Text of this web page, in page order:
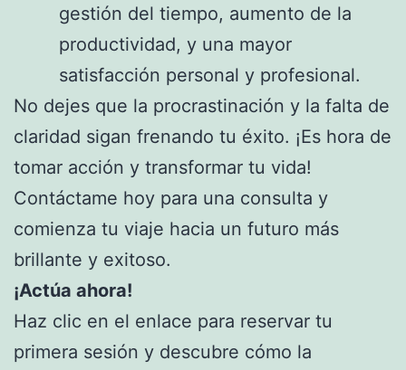
gestión del tiempo, aumento de la
productividad, y una mayor
satisfacción personal y profesional.
No dejes que la procrastinación y la falta de
claridad sigan frenando tu éxito. ¡Es hora de
tomar acción y transformar tu vida!
Contáctame hoy para una consulta y
comienza tu viaje hacia un futuro más
brillante y exitoso.
¡Actúa ahora!
Haz clic en el enlace para reservar tu
primera sesión y descubre cómo la